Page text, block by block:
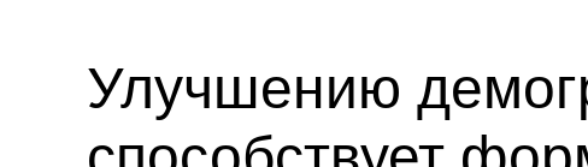
Улучшению